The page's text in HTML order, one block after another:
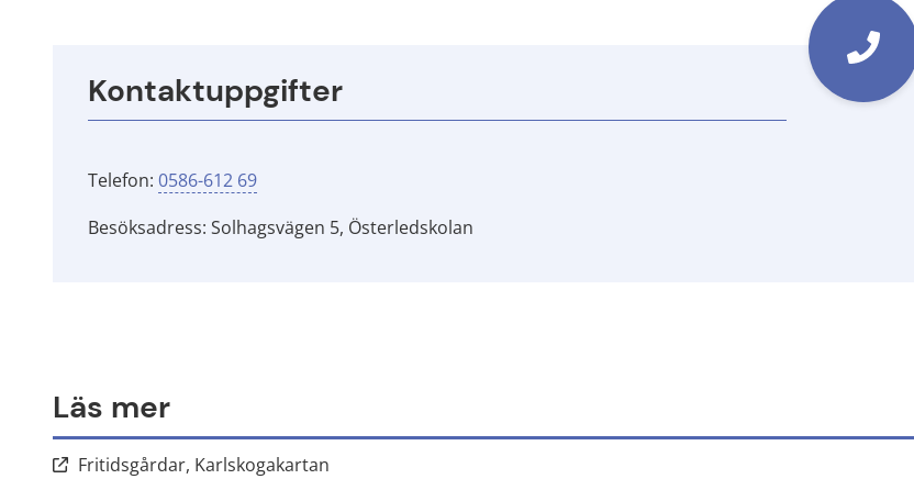
Kontaktuppgifter
Telefon: 0586-612 69
Besöksadress: Solhagsvägen 5, Österledskolan
Läs mer
Fritidsgårdar, Karlskogakartan